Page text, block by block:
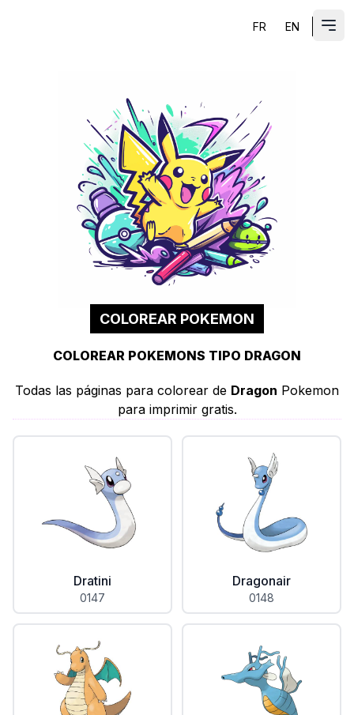
FR EN ES
COLOREAR POKEMON
COLOREAR POKEMONS TIPO DRAGON
Todas las páginas para colorear de Dragon Pokemon
para imprimir gratis.
Dratini
0147
Dragonair
0148